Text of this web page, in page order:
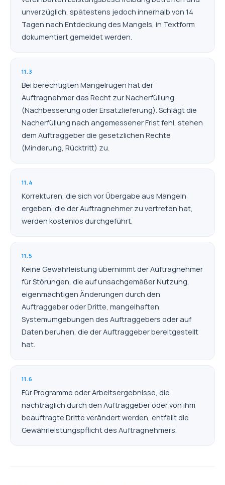
unverzüglich, spätestens jedoch innerhalb von 14
Tagen nach Entdeckung des Mangels, in Textform
dokumentiert gemeldet werden.
11.3
Bei berechtigten Mängelrügen hat der
Auftragnehmer das Recht zur Nacherfüllung
(Nachbesserung oder Ersatzlieferung). Schlägt die
Nacherfüllung nach angemessener Frist fehl, stehen
dem Auftraggeber die gesetzlichen Rechte
(Minderung, Rücktritt) zu.
11.4
Korrekturen, die sich vor Übergabe aus Mängeln
ergeben, die der Auftragnehmer zu vertreten hat,
werden kostenlos durchgeführt.
11.5
Keine Gewährleistung übernimmt der Auftragnehmer
für Störungen, die auf unsachgemäßer Nutzung,
eigenmächtigen Änderungen durch den
Auftraggeber oder Dritte, mangelhaften
Systemumgebungen des Auftraggebers oder auf
Daten beruhen, die der Auftraggeber bereitgestellt
hat.
11.6
Für Programme oder Arbeitsergebnisse, die
nachträglich durch den Auftraggeber oder von ihm
beauftragte Dritte verändert werden, entfällt die
Gewährleistungspflicht des Auftragnehmers.